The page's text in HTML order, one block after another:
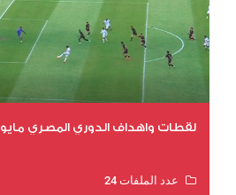
لقطات واهداف الدوري المصري مايو 2026
عدد الملفات 24